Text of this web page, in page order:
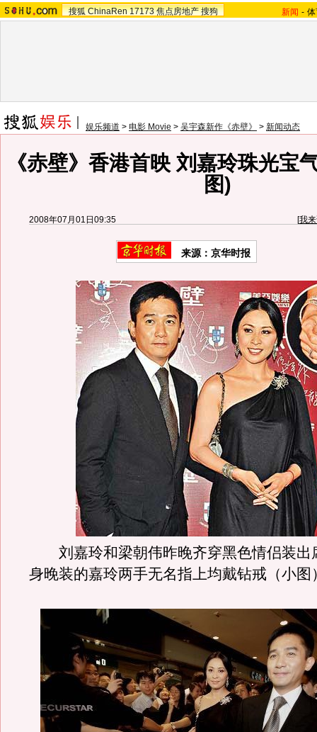
搜狐 ChinaRen 17173 焦点房地产 搜狗 新闻 -
娱乐频道 > 电影 Movie > 吴宇森新作《赤壁》 > 新闻动态
《赤壁》香港首映 刘嘉玲珠光宝
图)
2008年07月01日09:35 [我
来源：京华时报
刘嘉玲和梁朝伟昨晚齐穿黑色情侣装出
身晚装的嘉玲两手无名指上均戴钻戒（小图